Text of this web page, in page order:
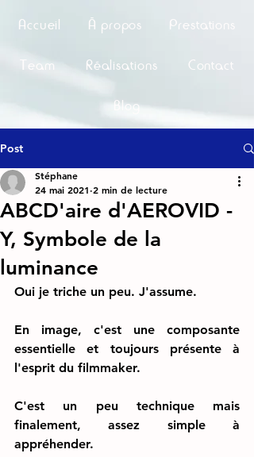
Accueil À propos Prestations
Team Réalisations Contact
Blog
Post
ABCD'aire d'AEROVID -
Y, Symbole de la
luminance
Stéphane
24 mai 2021 2 min de lecture
Oui je triche un peu. J'assume.
En image, c'est une composante
essentielle et toujours présente à
l'esprit du filmmaker.
C'est un peu technique mais
finalement, assez simple à
appréhender.